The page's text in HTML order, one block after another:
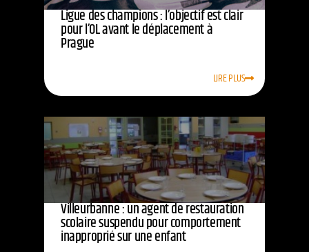
Ligue des champions : l’objectif est clair
pour l’OL avant le déplacement à
Prague
LIRE PLUS
Villeurbanne : un agent de restauration
scolaire suspendu pour comportement
inapproprié sur une enfant